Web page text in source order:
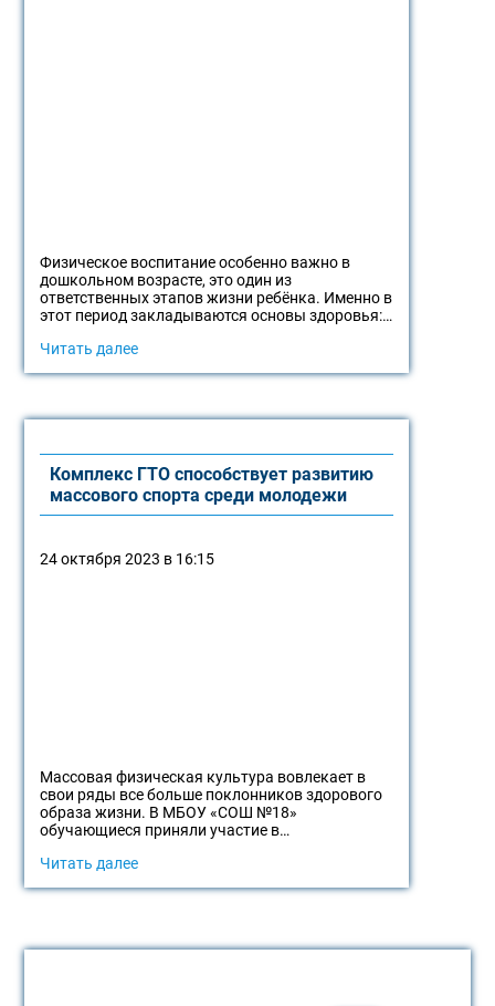
Физическое воспитание особенно важно в
дошкольном возрасте, это один из
ответственных этапов жизни ребёнка. Именно в
этот период закладываются основы здоровья:…
Читать далее
Комплекс ГТО способствует развитию
массового спорта среди молодежи
24 октября 2023 в 16:15
Массовая физическая культура вовлекает в
свои ряды все больше поклонников здорового
образа жизни. В МБОУ «СОШ №18»
обучающиеся приняли участие в…
Читать далее